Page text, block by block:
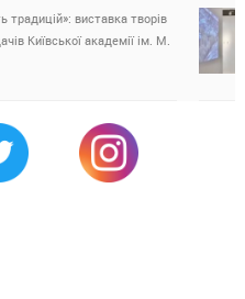
традицій»: виставка творів
Київської академії ім. М.